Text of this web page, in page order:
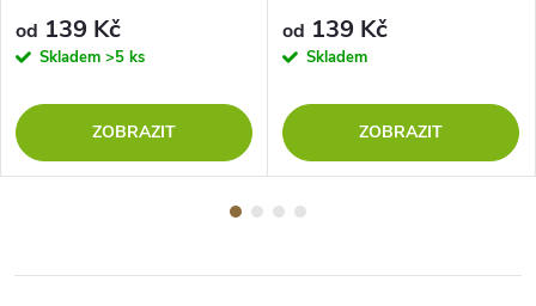
od 139 Kč
Skladem >5 ks
ZOBRAZIT
od 139 Kč
Skladem
ZOBRAZIT